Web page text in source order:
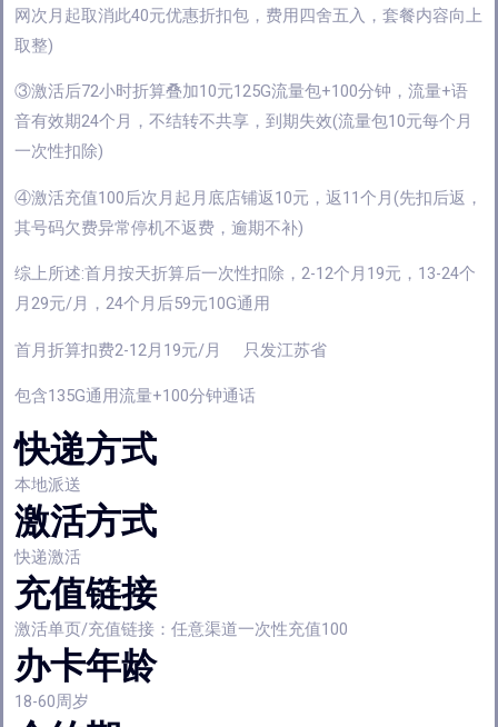
网次月起取消此40元优惠折扣包，费用四舍五入，套餐内容向上
取整)
③激活后72小时折算叠加10元125G流量包+100分钟，流量+语
音有效期24个月，不结转不共享，到期失效(流量包10元每个月
一次性扣除)
④激活充值100后次月起月底店铺返10元，返11个月(先扣后返，
其号码欠费异常停机不返费，逾期不补)
综上所述:首月按天折算后一次性扣除，2-12个月19元，13-24个
月29元/月，24个月后59元10G通用
首月折算扣费2-12月19元/月 只发江苏省
包含135G通用流量+100分钟通话
快递方式
本地派送
激活方式
快递激活
充值链接
激活单页/充值链接：任意渠道一次性充值100
办卡年龄
18-60周岁